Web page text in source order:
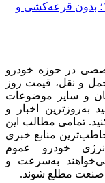
فروش فوری خودروهای وارداتی مرداد ۱۴۰۵؛ بدون قرعه‌کشی و
در حوزه خودرو
و نقل، قیمت روز
و سایر موضوعات
به‌روزترین اخبار و
تمامی مطالب این
منابع خبری
خودرو عموم
به‌سرعت و
صنعت مطلع شوند.